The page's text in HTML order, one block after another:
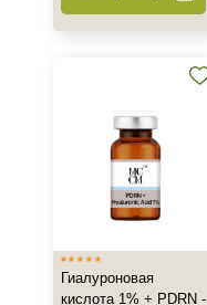
Гиалуроновая
кислота 1% + PDRN -